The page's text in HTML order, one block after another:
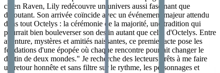
chien Raven, Lily redécouvre un univers aussi fascinant que
déroutant. Son arrivée coïncide avec un événement majeur attendu
dans tout Octelys : la cérémonie de la majorité, une tradition qui
pourrait bien bouleverser son destin autant que celui d'Octelys. Entre
aventure, mystères et amitiés naissantes, ce premier acte pose les
fondations d'une épopée où chaque rencontre pourrait changer le
destin de deux mondes." Je recherche des lecteurs prêts à me faire
un retour honnête et sans filtre sur le rythme, les personnages et